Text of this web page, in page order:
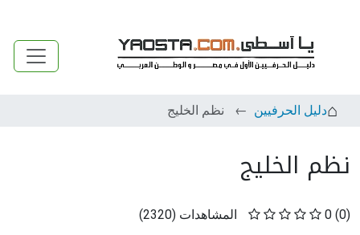
دليل الحرفيين نظم الخليج
نظم الخليج
(0)
0 المشاهدات (
2320
)